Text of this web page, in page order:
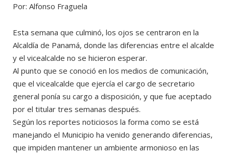
Por: Alfonso Fraguela
Esta semana que culminó, los ojos se centraron en la
Alcaldía de Panamá, donde las diferencias entre el alcalde
y el vicealcalde no se hicieron esperar.
Al punto que se conoció en los medios de comunicación,
que el vicealcalde que ejercía el cargo de secretario
general ponía su cargo a disposición, y que fue aceptado
por el titular tres semanas después.
Según los reportes noticiosos la forma como se está
manejando el Municipio ha venido generando diferencias,
que impiden mantener un ambiente armonioso en las